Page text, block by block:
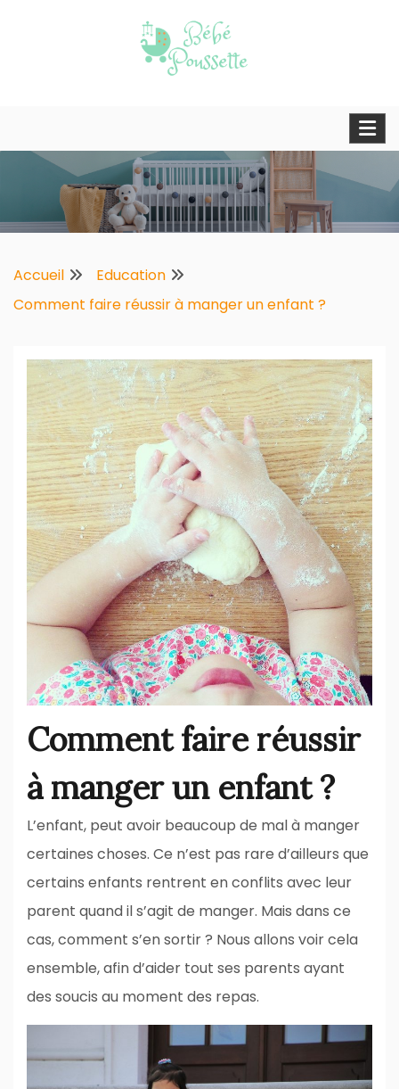
Accueil
Education
Comment faire réussir à manger un enfant ?
Comment faire réussir
à manger un enfant ?
L’enfant, peut avoir beaucoup de mal à manger
certaines choses. Ce n’est pas rare d’ailleurs que
certains enfants rentrent en conflits avec leur
parent quand il s’agit de manger. Mais dans ce
cas, comment s’en sortir ? Nous allons voir cela
ensemble, afin d’aider tout ses parents ayant
des soucis au moment des repas.